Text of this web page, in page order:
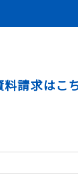
請求はこ